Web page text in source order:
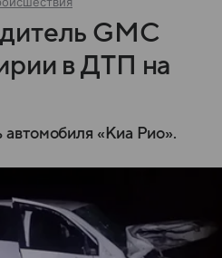
GMC
в ДТП на
автомобиля «Киа Рио».